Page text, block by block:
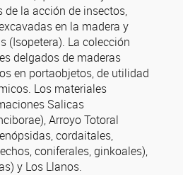
la acción de insectos,
en la madera y
(Isopetera). La colección
delgados de maderas
en portaobjetos, de utilidad
Los materiales
Salicas
Arroyo Totoral
cordaitales,
coniferales, ginkoales),
y Los Llanos.